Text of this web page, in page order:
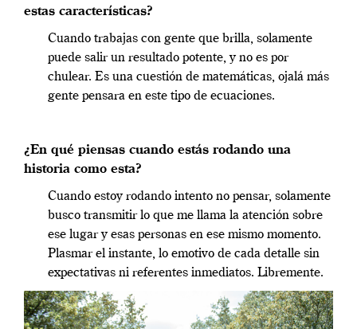
estas características?
Cuando trabajas con gente que brilla, solamente
puede salir un resultado potente, y no es por
chulear. Es una cuestión de matemáticas, ojalá más
gente pensara en este tipo de ecuaciones.
¿En qué piensas cuando estás rodando una
historia como esta?
Cuando estoy rodando intento no pensar, solamente
busco transmitir lo que me llama la atención sobre
ese lugar y esas personas en ese mismo momento.
Plasmar el instante, lo emotivo de cada detalle sin
expectativas ni referentes inmediatos. Libremente.